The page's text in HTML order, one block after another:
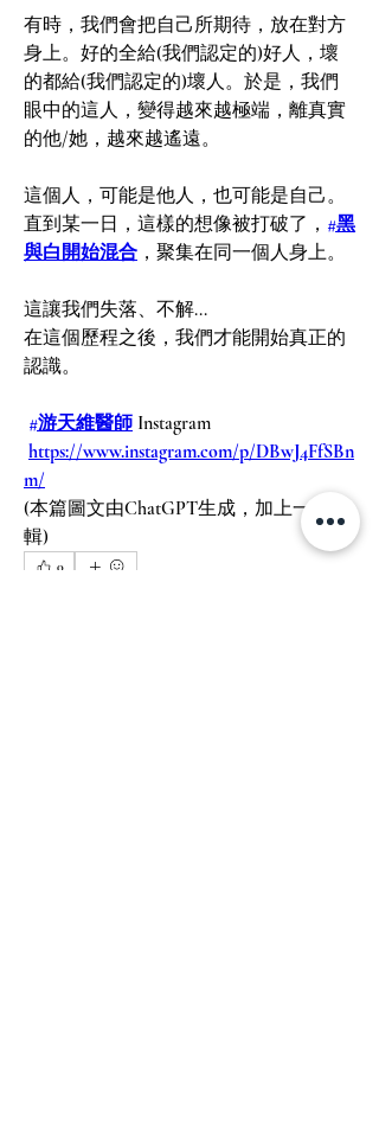
有時，我們會把自己所期待，放在對方
身上。好的全給(我們認定的)好人，壞
的都給(我們認定的)壞人。於是，我們
眼中的這人，變得越來越極端，離真實
的他/她，越來越遙遠。
這個人，可能是他人，也可能是自己。
直到某一日，這樣的想像被打破了， #黑
與白開始混合 ，聚集在同一個人身上。
這讓我們失落、不解...
在這個歷程之後，我們才能開始真正的
認識。
#游天維醫師 Instagram
https://www.instagram.com/p/DBwJ4FfSBn
m/
(本篇圖文由ChatGPT生成，加上一點編
輯)
0